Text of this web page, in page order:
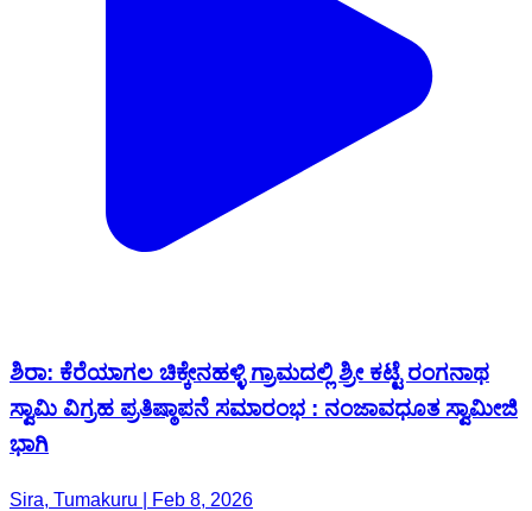
ಶಿರಾ: ಕೆರೆಯಾಗಲ ಚಿಕ್ಕೇನಹಳ್ಳಿ ಗ್ರಾಮದಲ್ಲಿ ಶ್ರೀ ಕಟ್ಟೆ ರಂಗನಾಥ
ಸ್ವಾಮಿ ವಿಗ್ರಹ ಪ್ರತಿಷ್ಠಾಪನೆ ಸಮಾರಂಭ : ನಂಜಾವಧೂತ ಸ್ವಾಮೀಜಿ
ಭಾಗಿ
Sira, Tumakuru | Feb 8, 2026